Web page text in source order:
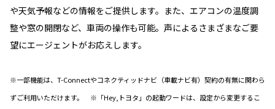
や天気予報などの情報をご提供します。また、エアコンの温度調
整や窓の開閉など、車両の操作も可能。声によるさまざまなご要
望にエージェントがお応えします。
※一部機能は、T-Connectやコネクティッドナビ（車載ナビ有）契約の有無に関わら
ずご利用いただけます。 ※「Hey,トヨタ」の起動ワードは、設定から変更するこ